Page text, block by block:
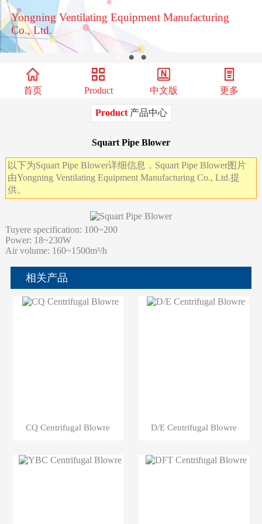
Yongning Ventilating Equipment Manufacturing
Co., Ltd.
● ●
首页 Product 中文版 更多
Product产品中心
Squart Pipe Blower
以下为Squart Pipe Blower详细信息，Squart Pipe Blower图片
由Yongning Ventilating Equipment Manufacturing Co., Ltd.提
供。
Tuyere specification: 100~200
Power: 18~230W
Air volume: 160~1500m³/h
相关产品
CQ Centrifugal Blowre D/E Centrifugal Blowre